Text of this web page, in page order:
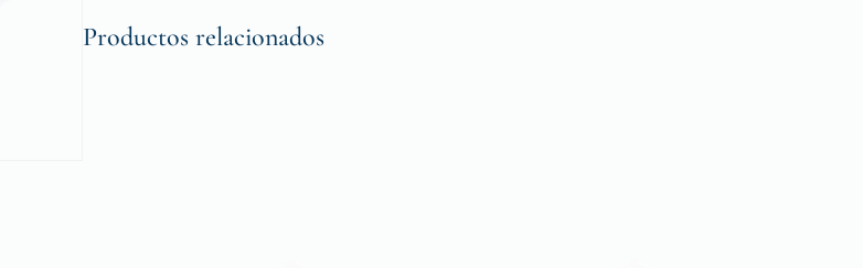
Productos relacionados